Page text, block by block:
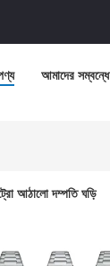
আমাদের সম্বন্ধে
আঠালো দম্পতি ঘড়ি